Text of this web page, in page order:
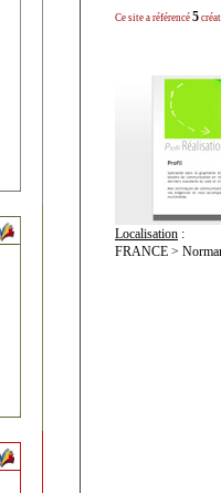
Ce site a référencé 5
Localisation :
FRANCE >